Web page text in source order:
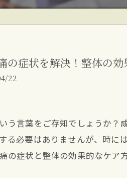
勢改善
の症状を解決！整体の
22
う言葉をご存知でしょうか？
る必要はありませんが、時に
の症状と整体の効果的なケア